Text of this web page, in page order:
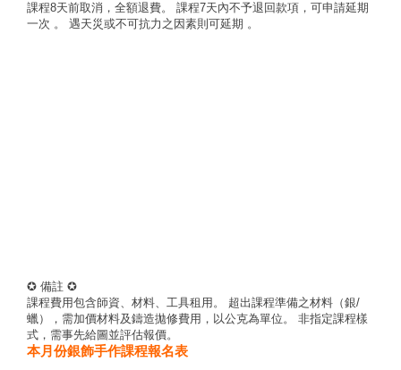
課程8天前取消，全額退費。 課程7天內不予退回款項，可申請延期
一次 。 遇天災或不可抗力之因素則可延期 。
✪備註✪
課程費用包含師資、材料、工具租用。 超出課程準備之材料（銀/
蠟），需加價材料及鑄造拋修費用，以公克為單位。 非指定課程樣
式，需事先給圖並評估報價。
本月份銀飾手作課程報名表